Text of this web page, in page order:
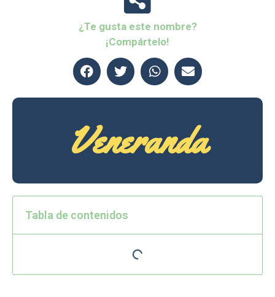
¿Te gusta este nombre?
¡Compártelo!
Veneranda
Tabla de contenidos